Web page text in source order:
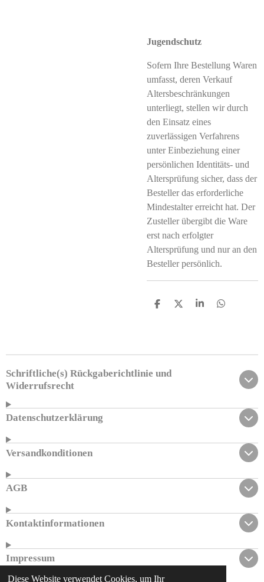
Diese Website verwendet Cookies, um Ihr
Jugendschutz
Sofern Ihre Bestellung Waren
umfasst, deren Verkauf
Altersbeschränkungen
unterliegt, stellen wir durch
den Einsatz eines
zuverlässigen Verfahrens
unter Einbeziehung einer
persönlichen Identitäts- und
Altersprüfung sicher, dass der
Besteller das erforderliche
Mindestalter erreicht hat. Der
Zusteller übergibt die Ware
erst nach erfolgter
Altersprüfung und nur an den
Besteller persönlich.
T
n
T
n
T
n
T
n
Schriftliche(s) Rückgaberichtlinie und
Widerrufsrecht
Datenschutzerklärung
Versandkonditionen
AGB
Kontaktinformationen
Impressum